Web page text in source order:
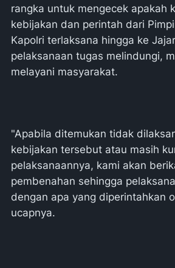
rangka untuk mengecek apakah
kebijakan dan perintah dari
Kapolri terlaksana hingga ke
pelaksanaan tugas melindungi,
melayani masyarakat.
"Apabila ditemukan tidak
kebijakan tersebut atau masih
pelaksanaannya, kami akan
pembenahan sehingga
dengan apa yang diperintahkan
ucapnya.